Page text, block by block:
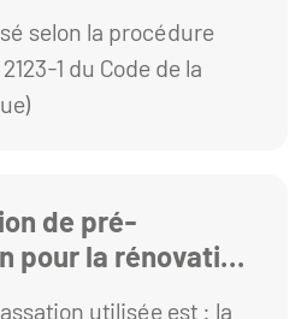
du bâtiment
selon la procédure
1 du Code de la
de pré-
pour la rénovation
utilisée est : la